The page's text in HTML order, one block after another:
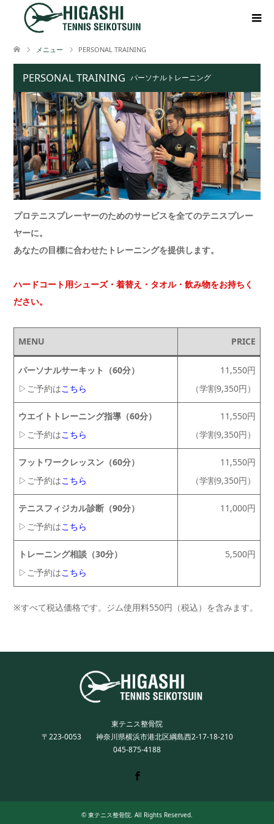
メニュー PERSONAL TRAINING
PERSONAL TRAINING パーソナルトレーニング
プロテニスプレーヤーのためのサービスを全てのテニスプレー
ヤーに。
あなたの目標に合わせたトレーニングを提供します。
ハードコート用シューズ・着替え・タオル・飲み物をお持ちく
ださい。
MENU PRICE
パーソナルサーキット（60分）
▷ご予約はこちら
11,550円
（学割9,350円）
ウエイトトレーニング指導（60分）
▷ご予約はこちら
11,550円
（学割9,350円）
フットワークレッスン（60分）
▷ご予約はこちら
11,550円
（学割9,350円）
テニスフィジカル診断（90分）
▷ご予約はこちら
11,000円
トレーニング相談（30分）
▷ご予約はこちら
5,500円
※すべて税込価格です。ジム使用料550円（税込）を含みます。
東テニス整骨院
〒223-0053 神奈川県横浜市港北区綱島西2-17-18-210
045-875-4188
© 東テニス整骨院. All Rights Reserved.